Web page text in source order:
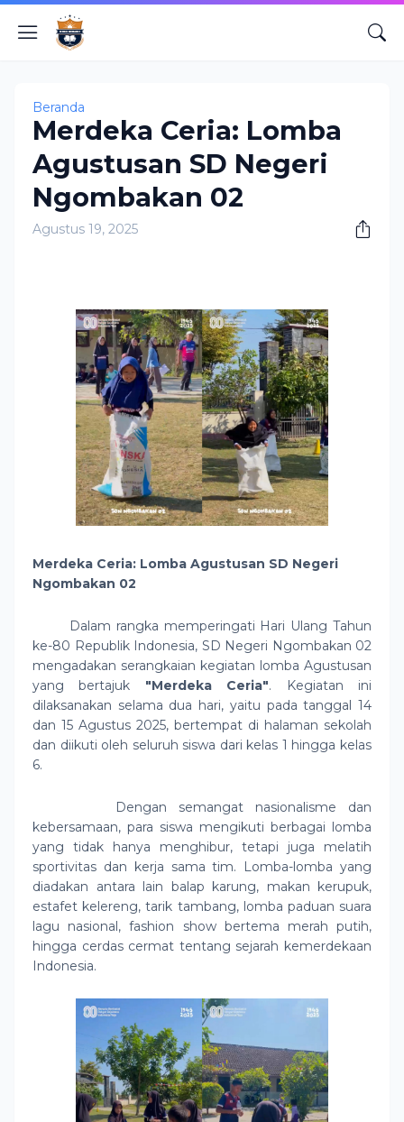
Beranda
Merdeka Ceria: Lomba
Agustusan SD Negeri
Ngombakan 02
Agustus 19, 2025
Merdeka Ceria: Lomba Agustusan SD Negeri
Ngombakan 02
Dalam rangka memperingati Hari Ulang Tahun
ke-80 Republik Indonesia, SD Negeri Ngombakan 02
mengadakan serangkaian kegiatan lomba Agustusan
yang bertajuk "Merdeka Ceria". Kegiatan ini
dilaksanakan selama dua hari, yaitu pada tanggal 14
dan 15 Agustus 2025, bertempat di halaman sekolah
dan diikuti oleh seluruh siswa dari kelas 1 hingga kelas
6.
Dengan semangat nasionalisme dan
kebersamaan, para siswa mengikuti berbagai lomba
yang tidak hanya menghibur, tetapi juga melatih
sportivitas dan kerja sama tim. Lomba-lomba yang
diadakan antara lain balap karung, makan kerupuk,
estafet kelereng, tarik tambang, lomba paduan suara
lagu nasional, fashion show bertema merah putih,
hingga cerdas cermat tentang sejarah kemerdekaan
Indonesia.